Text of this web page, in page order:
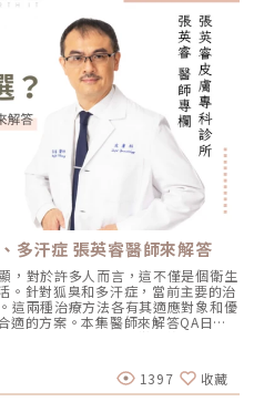
白新生，讓肌膚變得更厚實、更有彈
能量掌控得當」，過度頻繁的施打才
大，通常需要打幾次才有效？ 醫美
規劃。以皮秒雷射或微針電波為例，
週）為一個完整療程。不過，多
變得服貼、出油量減少的明顯變化
肌，也能做醫美縮毛孔嗎？需經醫
障較脆弱，若在發炎尚未穩定的情況
或刺激反應的風險。因此治療重點通
」，並依個別狀況調整可能的誘發因
較溫和的療程，例如微針類療程或能
方式改善毛孔粗大與膚質細緻度。
做醫美前後需要停用嗎？建議暫停使
況調整。酸類（如果酸、水楊酸）與
加肌膚敏感度，使刺激反應（如泛
。一般常見建議為：療程前約3–7
狀況逐步恢復。但實際仍應依醫師
潔、加強保濕與修護（如玻尿酸、神
膚穩定修復。擺脫毛孔焦慮，找回平
，它需要你改變不良的生活習慣、建
科技的強大力量來突破瓶頸。現在
的解決方案，如果不確定自己到底
哪一個療程下手，建議直接安排時
的專業評估，甚至搭配高階的肌膚
不走冤枉路的縮毛孔計畫！★溫馨提
感或慢性疾病者需由醫師評估安全
物者不建議進行光電療程。4. 三個
認治療時機。5. 術前請避免日曬並停
都有助於減少反黑。術後照護1. 人工
2. 若人工皮翹起或濕潤可加貼更大
三溫暖、蒸氣、劇烈流汗與飲酒。4.
查膚況。5. 如出現紅腫、刺癢或滲出
避免使用磨砂、卸妝棉與去角質產
曬。Reepot 的優勢到底在哪？與傳
受 Reepot 治療時需特別注意，需
質或正在使用感光藥物者若皮膚對光
敏性的藥物，治療後發生刺激或色素
服 A 酸A 酸會影響皮膚角質更新與
仿單建議需完全停藥至少三個月。3.
尿酸、洢蓮絲、舒顏萃等填充劑，
人員評估治療時機。4. 三個月內接
全恢復，過早進行雷射可能造成過
間仿單中明確列為需避免的狀況，主
雖然非侵入性，但仍建議暫緩治療。
方式 通常需要局部麻
部分人術後先
人術後有緊繃感，
、膚質
餘皮
跟音波哪個效果比較好？」但這個
音波不是同一種東西，它們就像健身
次釐清兩者差異。什麼是鳳凰電波
是 Thermage FLX，為台灣索塔
根據台灣原廠資料，Thermage
「電容耦合」，簡單來說就是能量透
壞皮膚結構。它的特色是「單極電
組織，形成較廣泛的容積式加熱。一
輪廓」、「改善鬆弛」，多半就是從
入式，不需要手術或注射，且通常恢
，並隨著時間持續變化。鳳凰電波適
以下需求： 臉部鬆弛感 下顎線不清
弛 身體局部肌膚鬆弛 常被作為年度
非侵入式儀器療程都不是拉皮手術，
度到中度鬆弛，若已經有明顯皮膚
要由專業醫師評估是否需搭配其他療
電波的英文名稱為 DENSITY，由
方資料，這套系統使用單極與雙極
膚組織。它和傳統單一電波不同的
合式能量設計。單極偏向較深層作
在療程定位上，無雙電波常被形容為
孔與光澤感 整體肌膚精緻度
+ bipolar RF，也就是序列式單極
校準等設計。無雙電波適合施打族
沒有嚴重鬆弛，但開始覺得輪廓不
光澤感下降 想做電波，但怕疼痛感
處理緊緻與膚質所以如果說鳳凰電
就比較像「緊緻 + 膚質管理」的複合
多汗症 張英睿醫師來解答
，對於許多人而言，這不僅是個衛生
。針對狐臭和多汗症，當前主要的治
這兩種治療方法各有其適應對象和優
適的方案。本集醫師來解答QA日常
：00:00 開場00:05 微創旋轉刮刀狐
臭手術治療效果如何？01:55 狐臭
？02:33 狐臭治療建議幾歲開始做？
？04:21 日常生活中該如何減少體
http://www.skinbook.com.tw/張英
1397 收藏